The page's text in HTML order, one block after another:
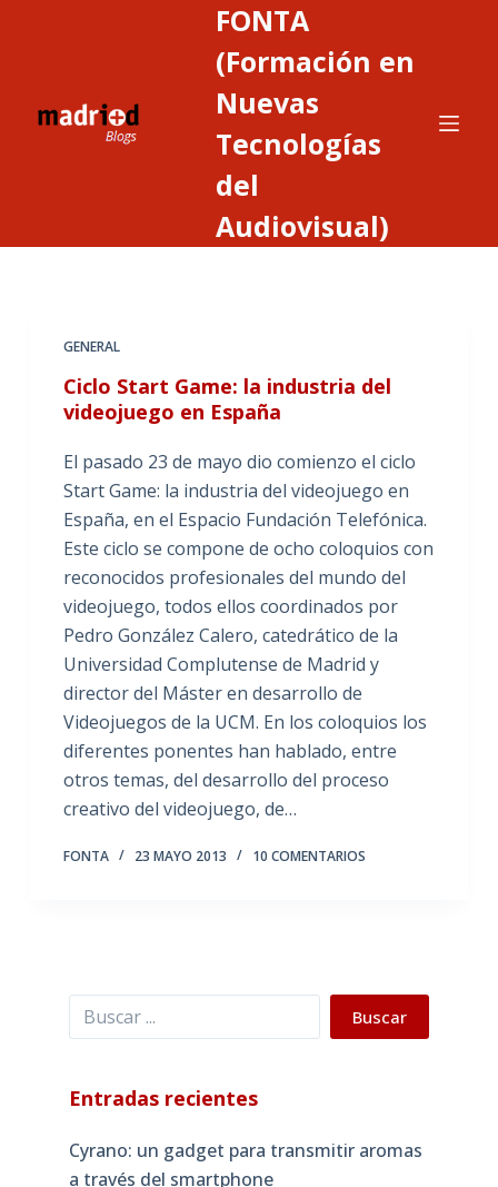
FONTA
(Formación en
Nuevas
Tecnologías
del
Audiovisual)
GENERAL
Ciclo Start Game: la industria del
videojuego en España
El pasado 23 de mayo dio comienzo el ciclo
Start Game: la industria del videojuego en
España, en el Espacio Fundación Telefónica.
Este ciclo se compone de ocho coloquios con
reconocidos profesionales del mundo del
videojuego, todos ellos coordinados por
Pedro González Calero, catedrático de la
Universidad Complutense de Madrid y
director del Máster en desarrollo de
Videojuegos de la UCM. En los coloquios los
diferentes ponentes han hablado, entre
otros temas, del desarrollo del proceso
creativo del videojuego, de…
FONTA 23 MAYO 2013 10 COMENTARIOS
Buscar Buscar
Entradas recientes
Cyrano: un gadget para transmitir aromas
a través del smartphone